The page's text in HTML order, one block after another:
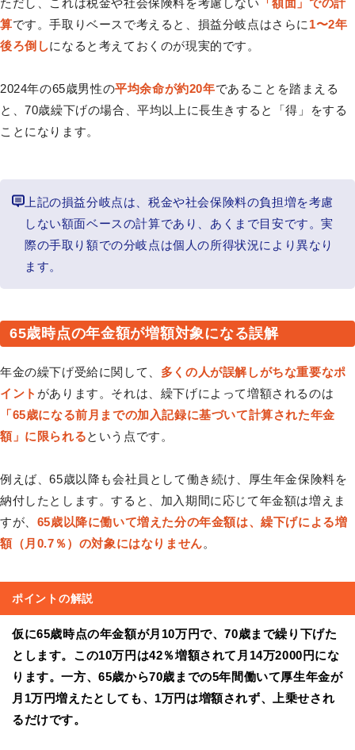
算です。手取りベースで考えると、損益分岐点はさらに 1〜2年
後ろ倒しになると考えておくのが現実的です。
2024年の65歳男性の平均余命が約20年であることを踏まえる
と、70歳繰下げの場合、平均以上に長生きすると「得」をする
ことになります。
上記の損益分岐点は、税金や社会保険料の負担増を考慮
しない額面ベースの計算であり、あくまで目安です。実
際の手取り額での分岐点は個人の所得状況により異なり
ます。
65歳時点の年金額が増額対象になる誤解
年金の繰下げ受給に関して、 多くの人が誤解しがちな重要なポ
イント があります。それは、繰下げによって増額されるのは
「65歳になる前月までの加入記録に基づいて計算された年金
額」に限られるという点です。
例えば、65歳以降も会社員として働き続け、厚生年金保険料を
納付したとします。すると、加入期間に応じて年金額は増えま
すが、 65歳以降に働いて増えた分の年金額は、繰下げによる増
額（月0.7％）の対象にはなりません。
ポイントの解説
仮に65歳時点の年金額が月10万円で、70歳まで繰り下げた
とします。この10万円は42％増額されて月14万2000円にな
ります。一方、65歳から70歳までの5年間働いて厚生年金が
月1万円増えたとしても、1万円は増額されず、上乗せされ
るだけです。